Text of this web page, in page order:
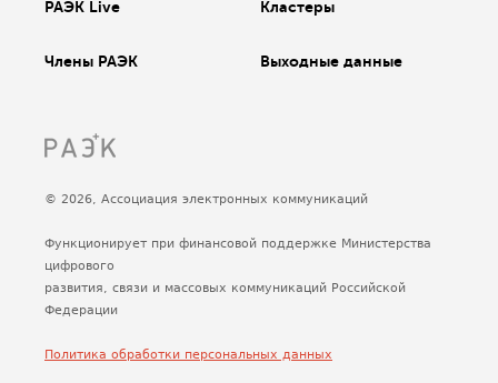
РАЭК Live Кластеры
Члены РАЭК Выходные данные
© 2026, Ассоциация электронных коммуникаций
Функционирует при финансовой поддержке Министерства
цифрового
развития, связи и массовых коммуникаций Российской
Федерации
Политика обработки персональных данных